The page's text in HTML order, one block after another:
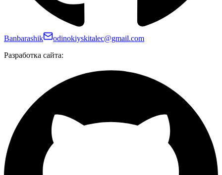
Banbarashik
odinokiyskitalec@gmail.com
Разработка сайта: